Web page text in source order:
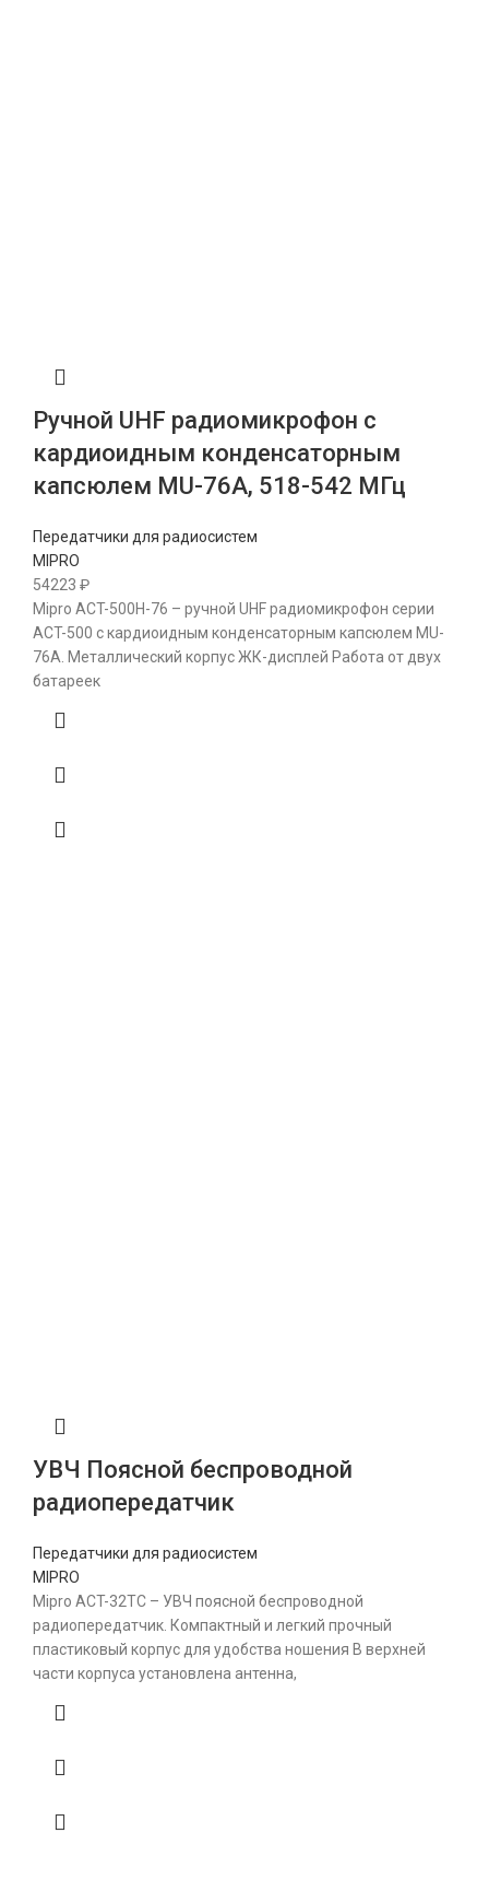
Ручной UHF радиомикрофон с
кардиоидным конденсаторным
капсюлем MU-76A, 518-542 МГц
Передатчики для радиосистем
MIPRO
54223 ₽
Mipro ACT-500H-76 – ручной UHF радиомикрофон серии
ACT-500 с кардиоидным конденсаторным капсюлем MU-
76A. Металлический корпус ЖК-дисплей Работа от двух
батареек
УВЧ Поясной беспроводной
радиопередатчик
Передатчики для радиосистем
MIPRO
Mipro ACT-32TС – УВЧ поясной беспроводной
радиопередатчик. Компактный и легкий прочный
пластиковый корпус для удобства ношения В верхней
части корпуса установлена антенна,